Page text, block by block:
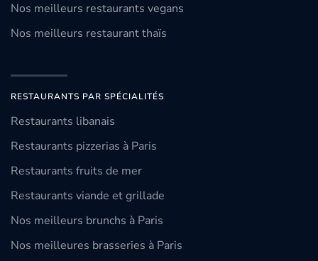
Nos meilleurs restaurants vegans
Nos meilleurs restaurant thaïs
RESTAURANTS PAR SPÉCIALITÉS
Restaurants libanais
Restaurants pizzerias à Paris
Restaurants fruits de mer
Restaurants viande et grillade
Nos meilleurs brunchs à Paris
Nos meilleures brasseries à Paris